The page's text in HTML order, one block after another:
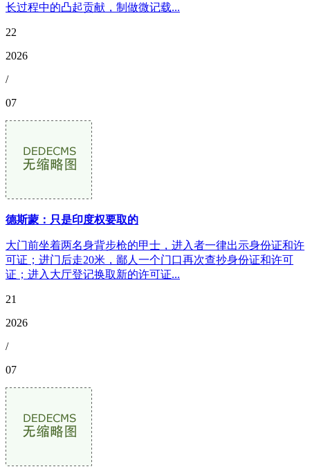
长过程中的凸起贡献，制做微记载...
22
2026
/
07
德斯蒙：只是印度权要取的
大门前坐着两名身背步枪的甲士，进入者一律出示身份证和许
可证；进门后走20米，鄙人一个门口再次查抄身份证和许可
证；进入大厅登记换取新的许可证...
21
2026
/
07